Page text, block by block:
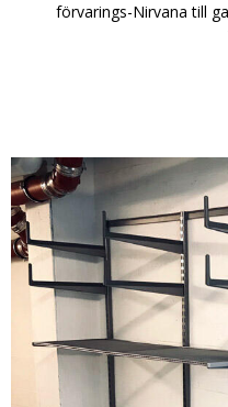
förvarings-Nirvana till